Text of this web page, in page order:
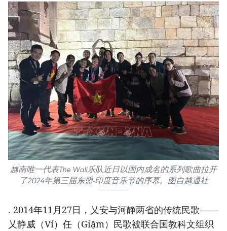
越南唯一代表The Wall乐队近日以国内成名的系列歌曲拉开
了2024年第三届东盟-印度音乐节的序幕。图自越通社
. 2014年11月27日，乂安与河静两省的传统民歌——
乂静威（Ví）任（Giặm）民歌被联合国教科文组织